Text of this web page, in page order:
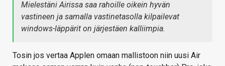
Mielestäni Airissa saa rahoille oikein hyvän
vastineen ja samalla vastinetasolla kilpailevat
windows-läppärit on järjestäen kalliimpia.
Tosin jos vertaa Applen omaan mallistoon niin uusi Air